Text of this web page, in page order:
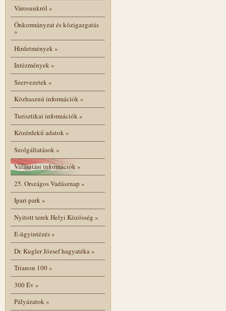
Városunkról »
Önkormányzat és közigazgatás
»
Hirdetmények»
Intézmények»
Szervezetek»
Közhasznú információk»
Turisztikai információk»
Közérdekű adatok»
Szolgáltatások»
Választási információk»
25. Országos Vadásznap »
Ipari park»
Nyitott terek Helyi Közösség »
E-ügyintézés»
Dr. Kugler József hagyatéka»
Trianon 100»
300 Év »
Pályázatok»